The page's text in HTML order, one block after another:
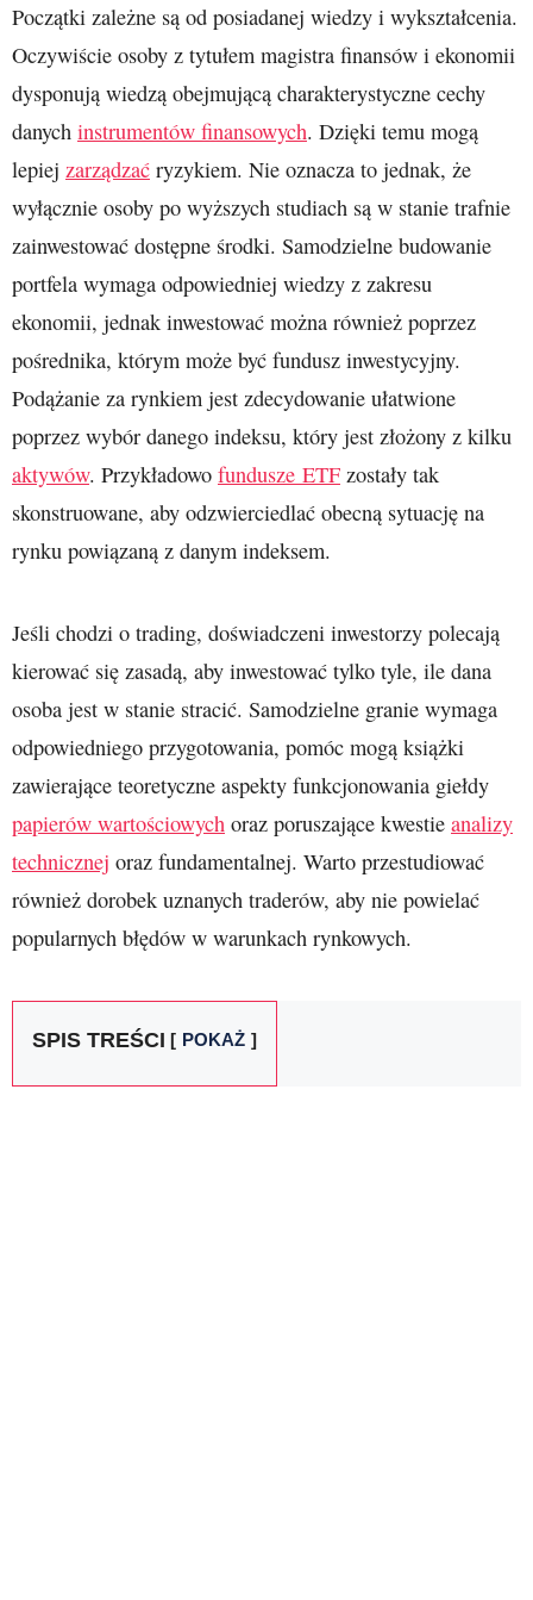
Początki zależne są od posiadanej wiedzy i wykształcenia.
Oczywiście osoby z tytułem magistra finansów i ekonomii
dysponują wiedzą obejmującą charakterystyczne cechy
danych instrumentów finansowych. Dzięki temu mogą
lepiej zarządzać ryzykiem. Nie oznacza to jednak, że
wyłącznie osoby po wyższych studiach są w stanie trafnie
zainwestować dostępne środki. Samodzielne budowanie
portfela wymaga odpowiedniej wiedzy z zakresu
ekonomii, jednak inwestować można również poprzez
pośrednika, którym może być fundusz inwestycyjny.
Podążanie za rynkiem jest zdecydowanie ułatwione
poprzez wybór danego indeksu, który jest złożony z kilku
aktywów. Przykładowo fundusze ETF zostały tak
skonstruowane, aby odzwierciedlać obecną sytuację na
rynku powiązaną z danym indeksem.
Jeśli chodzi o trading, doświadczeni inwestorzy polecają
kierować się zasadą, aby inwestować tylko tyle, ile dana
osoba jest w stanie stracić. Samodzielne granie wymaga
odpowiedniego przygotowania, pomóc mogą książki
zawierające teoretyczne aspekty funkcjonowania giełdy
papierów wartościowych oraz poruszające kwestie analizy
technicznej oraz fundamentalnej. Warto przestudiować
również dorobek uznanych traderów, aby nie powielać
popularnych błędów w warunkach rynkowych.
SPIS TREŚCI POKAŻ